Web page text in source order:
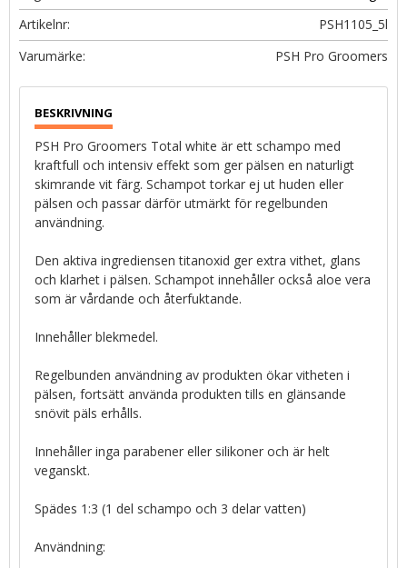
Artikelnr
PSH1105_5l
PSH Pro Groomers
PSH Pro Groomers Total white är ett schampo med
kraftfull och intensiv effekt som ger pälsen en naturligt
skimrande vit färg. Schampot torkar ej ut huden eller
pälsen och passar därför utmärkt för regelbunden
användning.
Den aktiva ingrediensen titanoxid ger extra vithet, glans
och klarhet i pälsen. Schampot innehåller också aloe vera
som är vårdande och återfuktande.
Innehåller blekmedel.
Regelbunden användning av produkten ökar vitheten i
pälsen, fortsätt använda produkten tills en glänsande
snövit päls erhålls.
Innehåller inga parabener eller silikoner och är helt
veganskt.
Spädes 1:3 (1 del schampo och 3 delar vatten)
Användning: